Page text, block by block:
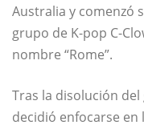
Australia y comenzó
grupo de K-pop C-
nombre “Rome”.
Tras la disolución
decidió enfocarse